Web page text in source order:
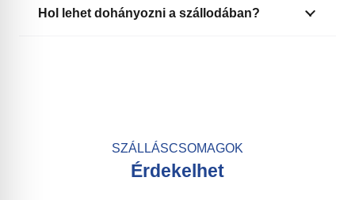
Hol lehet dohányozni a szállodában?
SZÁLLÁSCSOMAGOK
Érdekelhet